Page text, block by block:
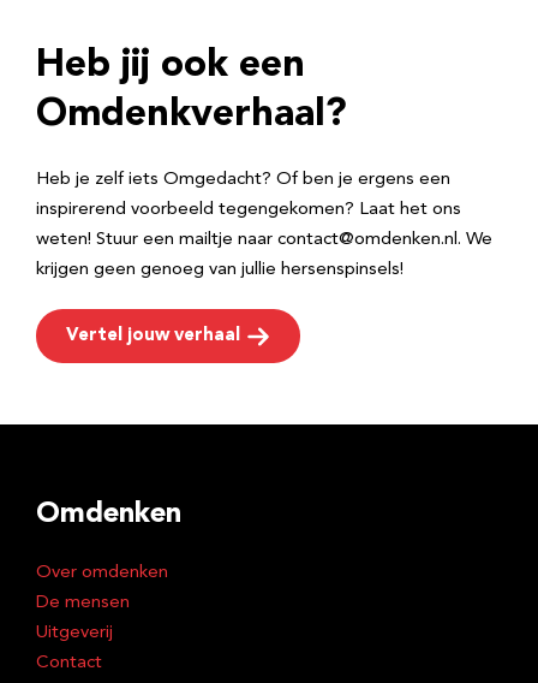
r
e
Heb jij ook een
Omdenkverhaal?
Heb je zelf iets Omgedacht? Of ben je ergens een
inspirerend voorbeeld tegengekomen? Laat het ons
weten! Stuur een mailtje naar contact@omdenken.nl. We
krijgen geen genoeg van jullie hersenspinsels!
Vertel jouw verhaal
Omdenken
Over omdenken
De mensen
Uitgeverij
Contact